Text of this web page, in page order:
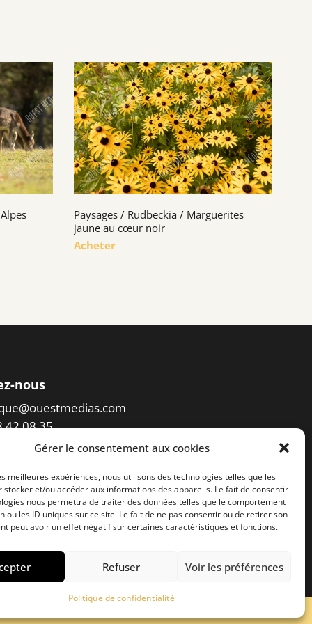
Gérer le consentement aux cookies
meilleures expériences, nous utilisons des technologies telles que les
stocker et/ou accéder aux informations des appareils. Le fait de consentir
nous permettra de traiter des données telles que le comportement
ou les ID uniques sur ce site. Le fait de ne pas consentir ou de retirer son
peut avoir un effet négatif sur certaines caractéristiques et fonctions.
Refuser Voir les préférences
Politique de confidentialité
Paysages / Rudbeckia / Marguerites
jaune au cœur noir
Acheter
nous
42 08 35